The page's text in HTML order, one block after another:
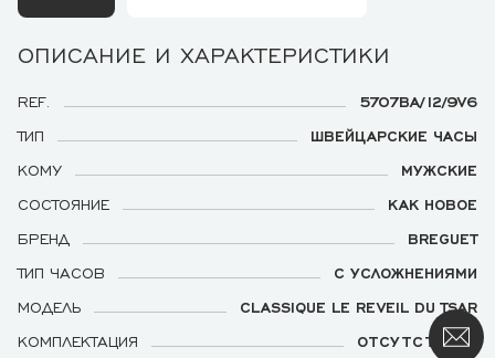
ОПИСАНИЕ И ХАРАКТЕРИСТИКИ
REF.
5707BA/12/9V6
ТИП
ШВЕЙЦАРСКИЕ ЧАСЫ
КОМУ
МУЖСКИЕ
СОСТОЯНИЕ
КАК НОВОЕ
БРЕНД
BREGUET
ТИП ЧАСОВ
С УСЛОЖНЕНИЯМИ
МОДЕЛЬ
CLASSIQUE LE REVEIL DU TSAR
КОМПЛЕКТАЦИЯ
ОТСУТСТВУЕТ